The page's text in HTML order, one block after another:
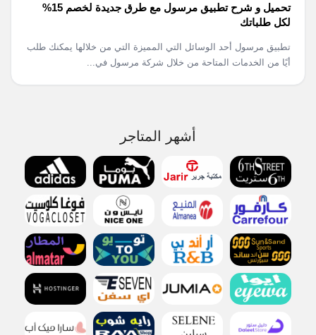
تحميل و شرح تطبيق مرسول مع طرق جديدة لخصم 15%
لكل طلباتك
تطبيق مرسول أحد الوسائل التي المميزة التي من خلالها يمكنك طلب
أيًا من الخدمات المتاحة من خلال شركة مرسول في...
أشهر المتاجر